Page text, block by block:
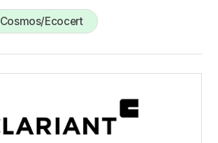
Cosmos/Ecocert